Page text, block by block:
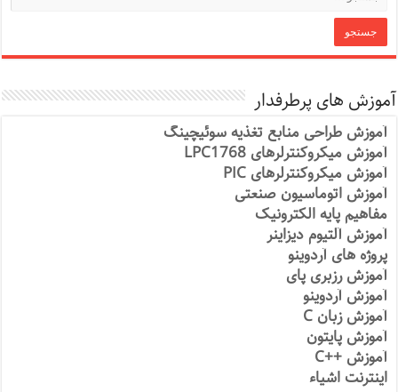
آموزش های پرطرفدار
آموزش طراحی منابع تغذیه سوئیچینگ
آموزش میکروکنترلرهای LPC1768
آموزش میکروکنترلرهای PIC
آموزش اتوماسیون صنعتی
مفاهیم پایه الکترونیک
آموزش آلتیوم دیزاینر
پروژه های آردوینو
آموزش رزبری پای
آموزش آردوینو
آموزش زبان C
آموزش پایتون
آموزش ++C
اینترنت اشیاء